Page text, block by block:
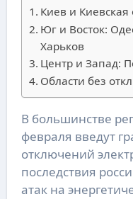
Киев и Киевская
Юг и Восток:
Харьков
Центр и Запад:
Области без
В большинстве регионов Украины 25
февраля введут
отключений
последствия
атак на